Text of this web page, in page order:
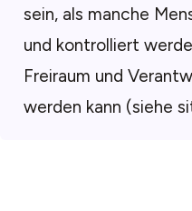
sein, als manche
und kontrolliert
Freiraum und
werden kann (siehe